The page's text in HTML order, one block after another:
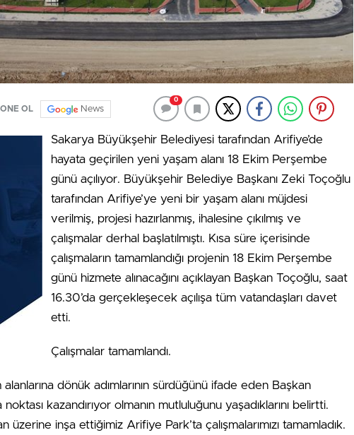
OL News
0
Sakarya Büyükşehir Belediyesi tarafından Arifiye’de
hayata geçirilen yeni yaşam alanı 18 Ekim Perşembe
günü açılıyor. Büyükşehir Belediye Başkanı Zeki Toçoğlu
tarafından Arifiye’ye yeni bir yaşam alanı müjdesi
verilmiş, projesi hazırlanmış, ihalesine çıkılmış ve
çalışmalar derhal başlatılmıştı. Kısa süre içerisinde
çalışmaların tamamlandığı projenin 18 Ekim Perşembe
günü hizmete alınacağını açıklayan Başkan Toçoğlu, saat
16.30’da gerçekleşecek açılışa tüm vatandaşları davet
etti.
Çalışmalar tamamlandı.
dönük adımlarının sürdüğünü ifade eden Başkan
kazandırıyor olmanın mutluluğunu yaşadıklarını belirtti.
inşa ettiğimiz Arifiye Park’ta çalışmalarımızı tamamladık.